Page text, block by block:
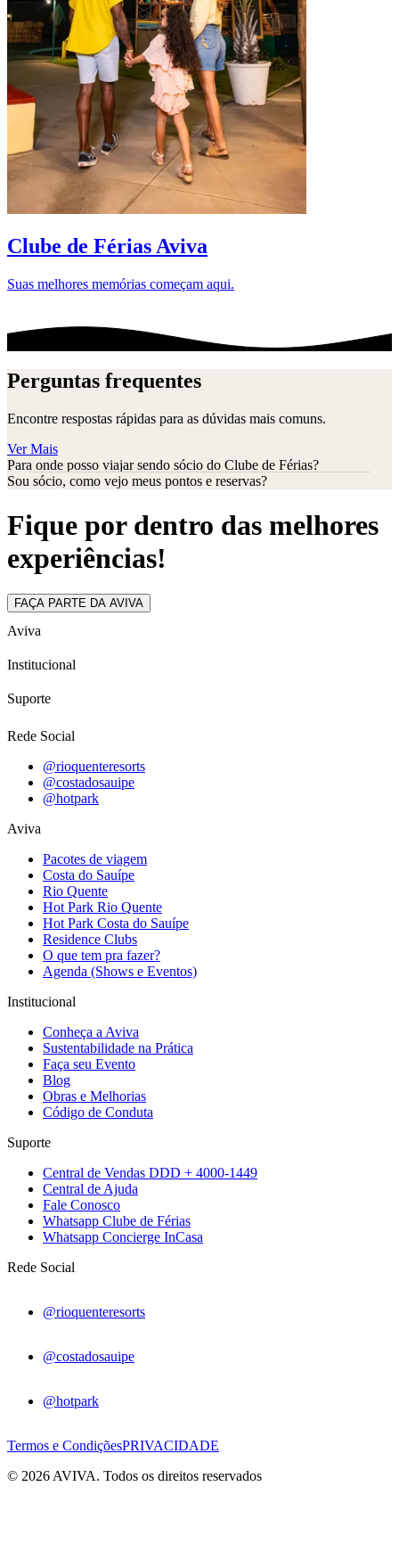
Clube de Férias Aviva
Suas melhores memórias começam aqui.
Perguntas frequentes
Encontre respostas rápidas para as dúvidas mais comuns.
Ver Mais
Para onde posso viajar sendo sócio do Clube de Férias?
Sou sócio, como vejo meus pontos e reservas?
Fique por dentro das melhores
experiências!
FAÇA PARTE DA AVIVA
Aviva
Institucional
Suporte
Rede Social
@rioquenteresorts
@costadosauipe
@hotpark
Aviva
Pacotes de viagem
Costa do Sauípe
Rio Quente
Hot Park Rio Quente
Hot Park Costa do Sauípe
Residence Clubs
O que tem pra fazer?
Agenda (Shows e Eventos)
Institucional
Conheça a Aviva
Sustentabilidade na Prática
Faça seu Evento
Blog
Obras e Melhorias
Código de Conduta
Suporte
Central de Vendas DDD + 4000-1449
Central de Ajuda
Fale Conosco
Whatsapp Clube de Férias
Whatsapp Concierge InCasa
Rede Social
@rioquenteresorts
@costadosauipe
@hotpark
Termos e CondiçõesPRIVACIDADE
© 2026 AVIVA. Todos os direitos reservados